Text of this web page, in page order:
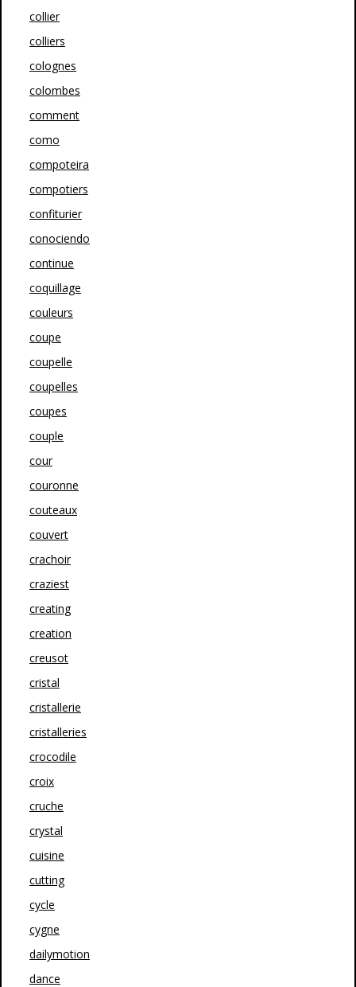
collier
colliers
colognes
colombes
comment
como
compoteira
compotiers
confiturier
conociendo
continue
coquillage
couleurs
coupe
coupelle
coupelles
coupes
couple
cour
couronne
couteaux
couvert
crachoir
craziest
creating
creation
creusot
cristal
cristallerie
cristalleries
crocodile
croix
cruche
crystal
cuisine
cutting
cycle
cygne
dailymotion
dance